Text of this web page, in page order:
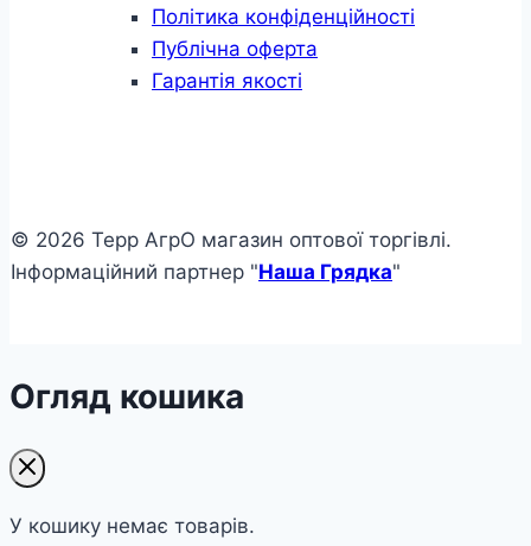
Політика конфіденційності
Публічна оферта
Гарантія якості
© 2026 Терр АгрО магазин оптової торгівлі.
Інформаційний партнер "Наша Грядка"
Огляд кошика
У кошику немає товарів.